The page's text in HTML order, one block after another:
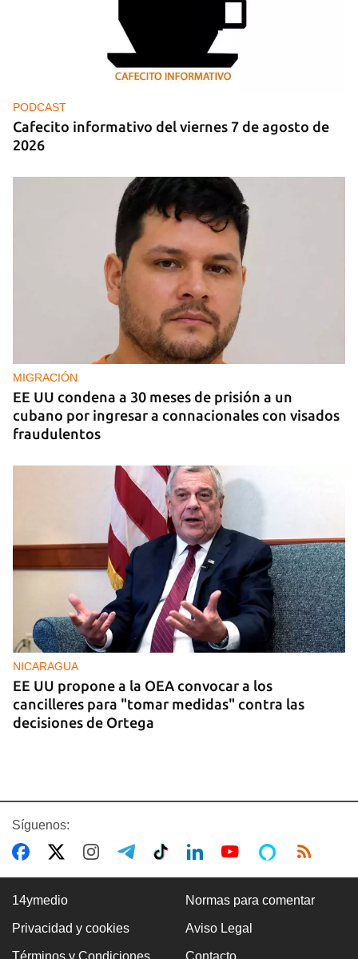
Lluvia para beber, agua contaminada para el día a
PODCAST
Cafecito informativo del viernes 7 de agosto de
2026
MIGRACIÓN
EE UU condena a 30 meses de prisión a un
cubano por ingresar a connacionales con visados
fraudulentos
NICARAGUA
EE UU propone a la OEA convocar a los
cancilleres para "tomar medidas" contra las
decisiones de Ortega
VENEZUELA
Síguenos:
14ymedio Normas para comentar
Privacidad y cookies Aviso Legal
Términos y Condiciones Contacto